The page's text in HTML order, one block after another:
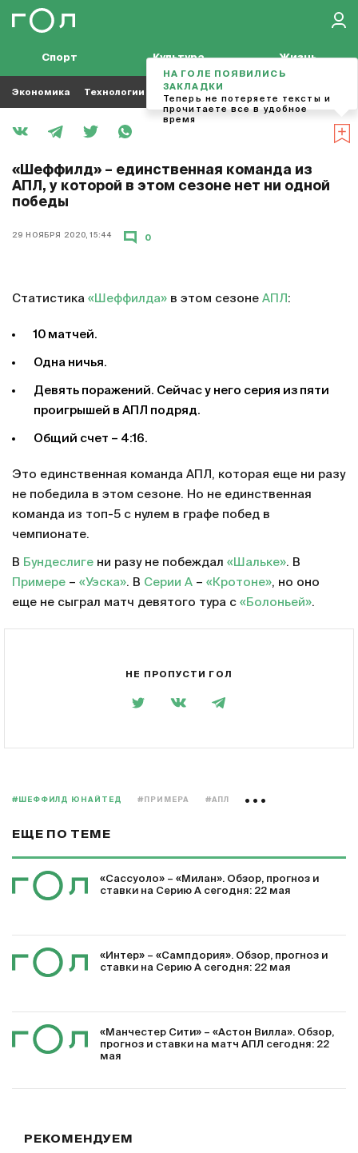
Спорт Культура Жизнь
Экономика Технологии Кино Футбол
«Шеффилд» – единственная команда из
АПЛ, у которой в этом сезоне нет ни одной
победы
29 НОЯБРЯ 2020, 15:44 0
Статистика «Шеффилда» в этом сезоне АПЛ :
10 матчей.
Одна ничья.
Девять поражений. Сейчас у него серия из пяти
проигрышей в АПЛ подряд.
Общий счет – 4:16.
Это единственная команда АПЛ, которая еще ни разу
не победила в этом сезоне. Но не единственная
команда из топ-5 с нулем в графе побед в
чемпионате.
В Бундеслиге ни разу не побеждал «Шальке». В
Примере – «Уэска». В Серии А – «Кротоне», но оно
еще не сыграл матч девятого тура с «Болоньей».
НЕ ПРОПУСТИ ГОЛ
#ШЕФФИЛД ЮНАЙТЕД #ПРИМЕРА #АПЛ
ЕЩЕ ПО ТЕМЕ
«Сассуоло» – «Милан». Обзор, прогноз и
ставки на Серию А сегодня: 22 мая
«Интер» – «Сампдория». Обзор, прогноз и
ставки на Серию А сегодня: 22 мая
«Манчестер Сити» – «Астон Вилла». Обзор,
прогноз и ставки на матч АПЛ сегодня: 22
мая
РЕКОМЕНДУЕМ
НА ГОЛЕ ПОЯВИЛИСЬ
ЗАКЛАДКИ
Теперь не потеряете тексты и
прочитаете все в удобное
время